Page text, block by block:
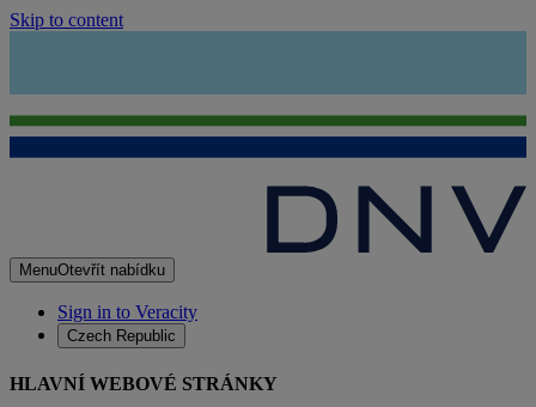
Skip to content
MenuOtevřít nabídku
Sign in to Veracity
Czech Republic
HLAVNÍ WEBOVÉ STRÁNKY